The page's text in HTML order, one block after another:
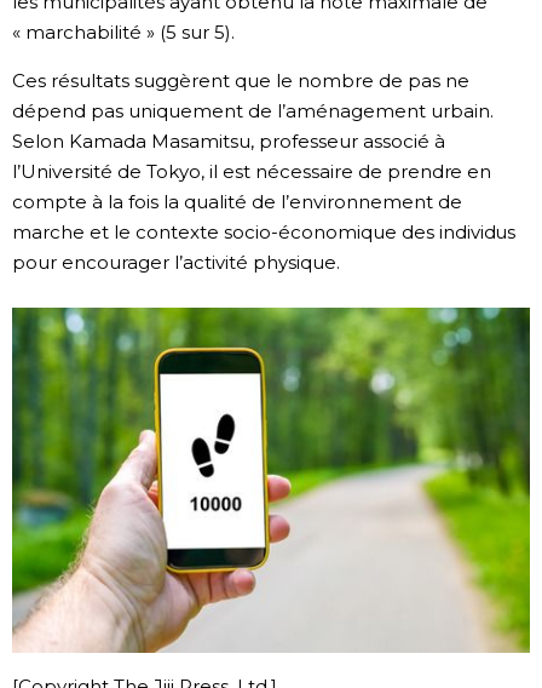
« marchabilité » (5 sur 5).
Ces résultats suggèrent que le nombre de pas ne
dépend pas uniquement de l’aménagement urbain.
Selon Kamada Masamitsu, professeur associé à
l’Université de Tokyo, il est nécessaire de prendre en
compte à la fois la qualité de l’environnement de
marche et le contexte socio-économique des individus
pour encourager l’activité physique.